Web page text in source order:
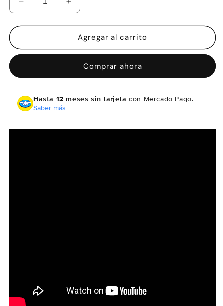
Reducir
cantidad
para
GPSMAP
Aumentar
cantidad
para
Garmin
GPSMAP
Agregar al carrito
Comprar ahora
Hasta 12 meses sin tarjeta con Mercado Pago.
Saber más